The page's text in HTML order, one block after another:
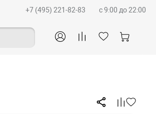
+7 (495) 221-82-83 c 9:00 до 22:00